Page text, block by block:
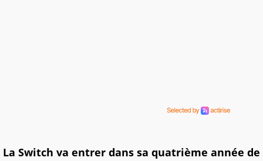
La Switch va entrer dans sa quatrième année de